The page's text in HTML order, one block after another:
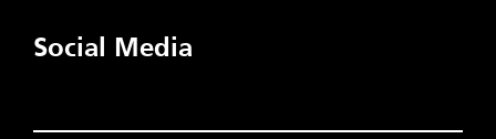
Social Media